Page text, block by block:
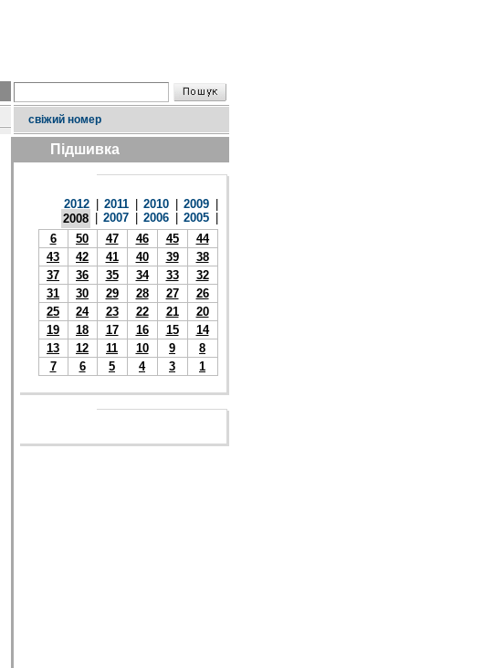
свіжий номер
Підшивка
2012 2011 2010 2009
2008
2007 2006 2005
6
50 47 46 45
44
43
42 41 40 39
38
37
36 35 34 33
32
31
30 29 28 27
26
25
24 23 22 21
20
19
18 17 16 15
14
13
12 11 10 9
8
7
6 5 4 3 1